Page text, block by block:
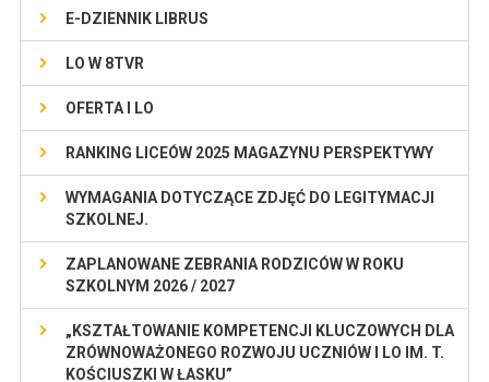
E-DZIENNIK LIBRUS
LO W 8TVR
OFERTA I LO
RANKING LICEÓW 2025 MAGAZYNU PERSPEKTYWY
WYMAGANIA DOTYCZĄCE ZDJĘĆ DO LEGITYMACJI
SZKOLNEJ.
ZAPLANOWANE ZEBRANIA RODZICÓW W ROKU
SZKOLNYM 2026 / 2027
„KSZTAŁTOWANIE KOMPETENCJI KLUCZOWYCH DLA
ZRÓWNOWAŻONEGO ROZWOJU UCZNIÓW I LO IM. T.
KOŚCIUSZKI W ŁASKU”